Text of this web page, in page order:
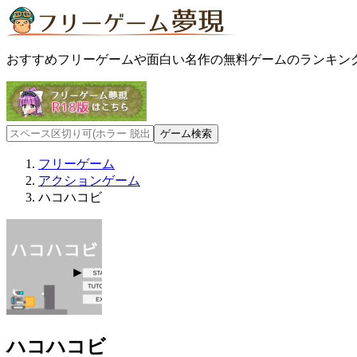
おすすめフリーゲームや面白い名作の無料ゲームのランキン
フリーゲーム
アクションゲーム
ハコハコビ
ハコハコビ